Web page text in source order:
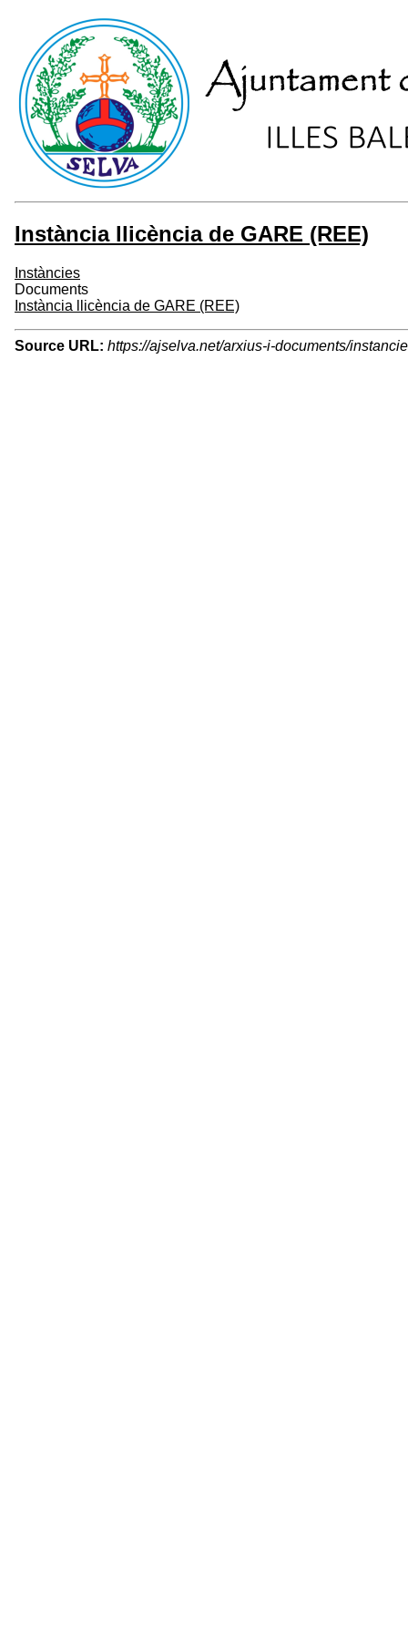
Instància llicència de GARE (REE)
Instàncies
Documents
Instància llicència de GARE (REE)
Source URL: https://ajselva.net/arxius-i-documents/